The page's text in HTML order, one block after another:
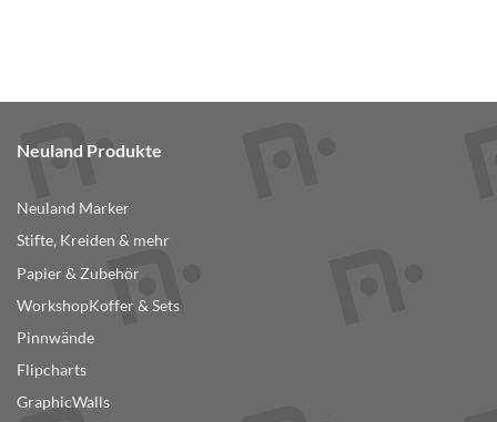
Neuland Produkte
Neuland Marker
Stifte, Kreiden & mehr
Papier & Zubehör
WorkshopKoffer & Sets
Pinnwände
Flipcharts
GraphicWalls